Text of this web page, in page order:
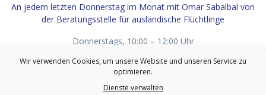
Wir verwenden Cookies, um unsere Website und unseren Service zu
optimieren.
Dienste verwalten
An jedem letzten Donnerstag im Monat mit Omar Sabalbal von
der Beratungsstelle für ausländische Flüchtlinge
Donnerstags, 10:00 – 12:00 Uhr
Info: Martha Torkler (02296 9999222)